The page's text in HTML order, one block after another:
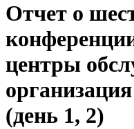
Отчет о
центры
(день 1, 2)